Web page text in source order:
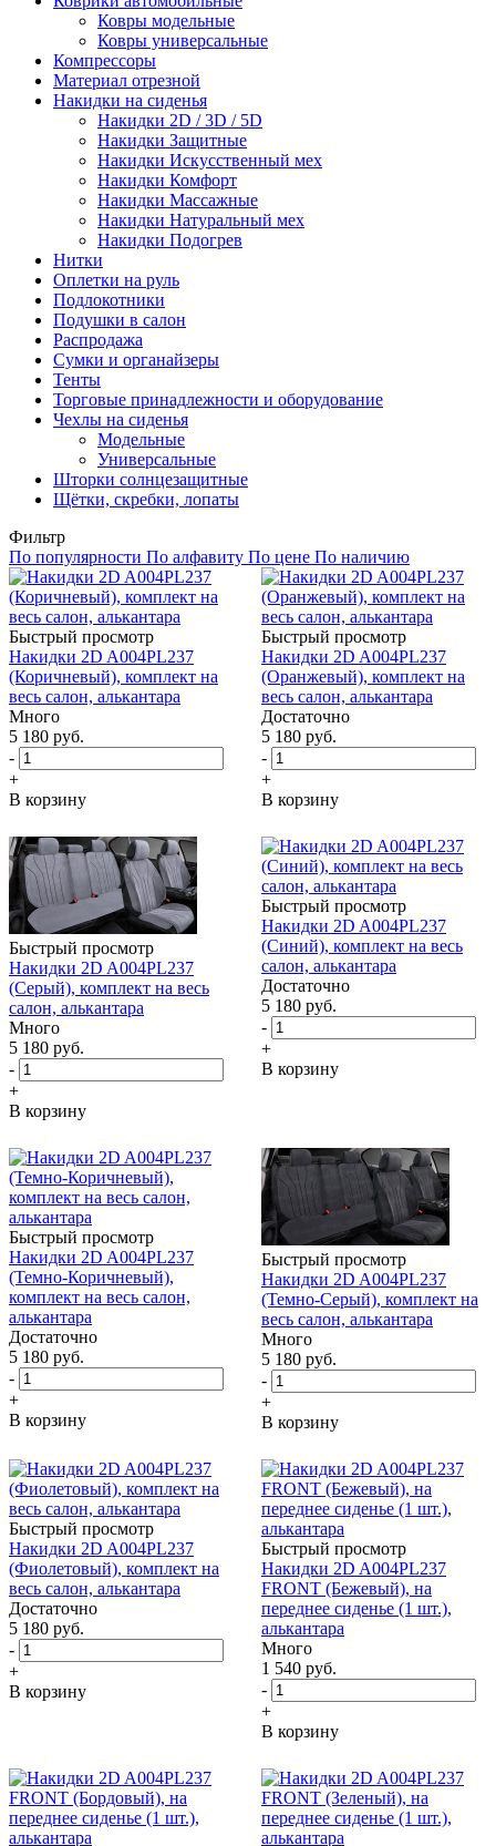
Ковры модельные
Ковры универсальные
Компрессоры
Материал отрезной
Накидки на сиденья
Накидки 2D / 3D / 5D
Накидки Защитные
Накидки Искусственный мех
Накидки Комфорт
Накидки Массажные
Накидки Натуральный мех
Накидки Подогрев
Нитки
Оплетки на руль
Подлокотники
Подушки в салон
Распродажа
Сумки и органайзеры
Тенты
Торговые принадлежности и оборудование
Чехлы на сиденья
Модельные
Универсальные
Шторки солнцезащитные
Щётки, скребки, лопаты
Фильтр
По популярности По алфавиту По цене По наличию
Быстрый просмотр
Накидки 2D A004PL237
(Коричневый), комплект на
весь салон, алькантара
Много
5 180 руб.
-
+
В корзину
Быстрый просмотр
Накидки 2D A004PL237
(Оранжевый), комплект на
весь салон, алькантара
Достаточно
5 180 руб.
-
+
В корзину
Быстрый просмотр
Накидки 2D A004PL237
(Серый), комплект на весь
салон, алькантара
Много
5 180 руб.
-
+
В корзину
Быстрый просмотр
Накидки 2D A004PL237
(Синий), комплект на весь
салон, алькантара
Достаточно
5 180 руб.
-
+
В корзину
Быстрый просмотр
Накидки 2D A004PL237
(Темно-Коричневый),
комплект на весь салон,
алькантара
Достаточно
5 180 руб.
-
+
В корзину
Быстрый просмотр
Накидки 2D A004PL237
(Темно-Серый), комплект на
весь салон, алькантара
Много
5 180 руб.
-
+
В корзину
Быстрый просмотр
Накидки 2D A004PL237
(Фиолетовый), комплект на
весь салон, алькантара
Достаточно
5 180 руб.
-
+
В корзину
Быстрый просмотр
Накидки 2D A004PL237
FRONT (Бежевый), на
переднее сиденье (1 шт.),
алькантара
Много
1 540 руб.
-
+
В корзину